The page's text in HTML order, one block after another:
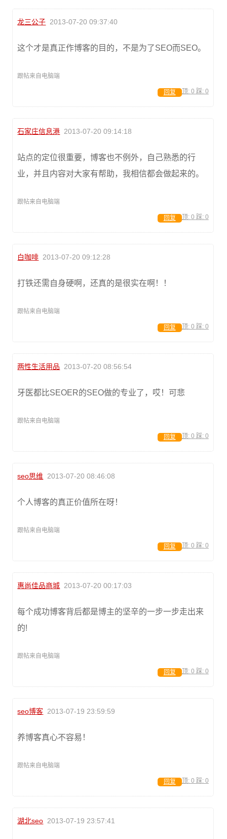
龙三公子 2013-07-20 09:37:40
这个才是真正作博客的目的，不是为了SEO而SEO。
跟帖来自电脑端
顶: 0 踩: 0
回复
石家庄信息港 2013-07-20 09:14:18
站点的定位很重要，博客也不例外，自己熟悉的行
业，并且内容对大家有帮助，我相信都会做起来的。
跟帖来自电脑端
顶: 0 踩: 0
回复
白咖啡 2013-07-20 09:12:28
打铁还需自身硬啊，还真的是很实在啊！！
跟帖来自电脑端
顶: 0 踩: 0
回复
两性生活用品 2013-07-20 08:56:54
牙医都比SEOER的SEO做的专业了，哎！可悲
跟帖来自电脑端
顶: 0 踩: 0
回复
seo思维 2013-07-20 08:46:08
个人博客的真正价值所在呀！
跟帖来自电脑端
顶: 0 踩: 0
回复
惠尚佳品商城 2013-07-20 00:17:03
每个成功博客背后都是博主的坚辛的一步一步走出来
的!
跟帖来自电脑端
顶: 0 踩: 0
回复
seo博客 2013-07-19 23:59:59
养博客真心不容易！
跟帖来自电脑端
顶: 0 踩: 0
回复
湖北seo 2013-07-19 23:57:41